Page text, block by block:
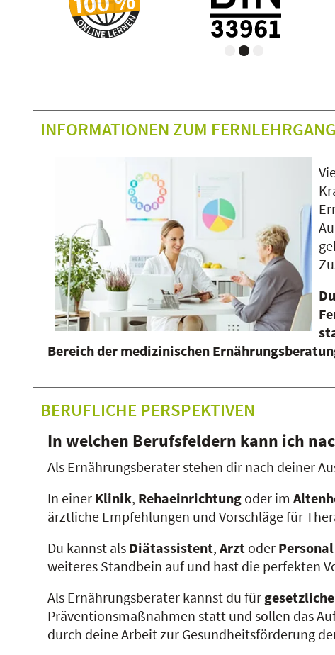
INFORMATIONEN ZUM
Bereich der medizinischen
BERUFLICHE PERSPEKTIVEN
In welchen Berufsfeldern kann ich
Als Ernährungsberater stehen dir nach deiner
In einer Klinik, Rehaeinrichtung oder im
ärztliche Empfehlungen und Vorschläge für
Du kannst als Diätassistent,Arzt oder
weiteres Standbein auf und hast die perfekten
Als Ernährungsberater kannst du für
Präventionsmaßnahmen statt und sollen das
durch deine Arbeit zur Gesundheitsförderung